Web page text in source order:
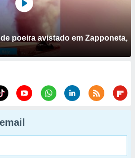
poeira avistado em Zapponeta,